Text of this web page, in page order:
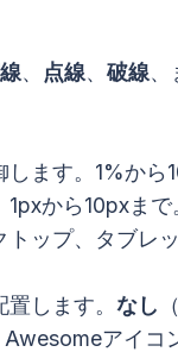
、 点線、破線、
ます。1%から
から10pxまで
ップ、タブレ
します。 なし
アイコ